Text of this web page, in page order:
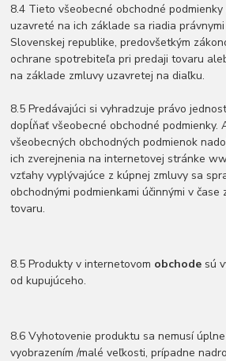
8.4 Tieto všeobecné obchodné
uzavreté na ich základe sa riadia
Slovenskej republike, predovšetkým
ochrane spotrebiteľa pri predaji tovaru
na základe zmluvy uzavretej na diaľku.
8.5 Predávajúci si vyhradzuje právo
dopĺňať všeobecné obchodné podmienky.
všeobecných obchodných podmienok
ich zverejnenia na internetovej stránke
vzťahy vyplývajúce z kúpnej zmluvy sa
obchodnými podmienkami účinnými v čase
tovaru.
8.5 Produkty v internetovom obchode sú
od kupujúceho.
8.6 Vyhotovenie produktu sa nemusí
vyobrazením /malé veľkosti, prípadne